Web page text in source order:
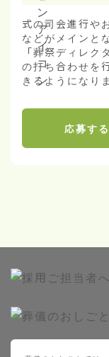
式の司会進行や
などがメインと
「葬祭ディレ
の打ち合わせを
きるようになり
応募する